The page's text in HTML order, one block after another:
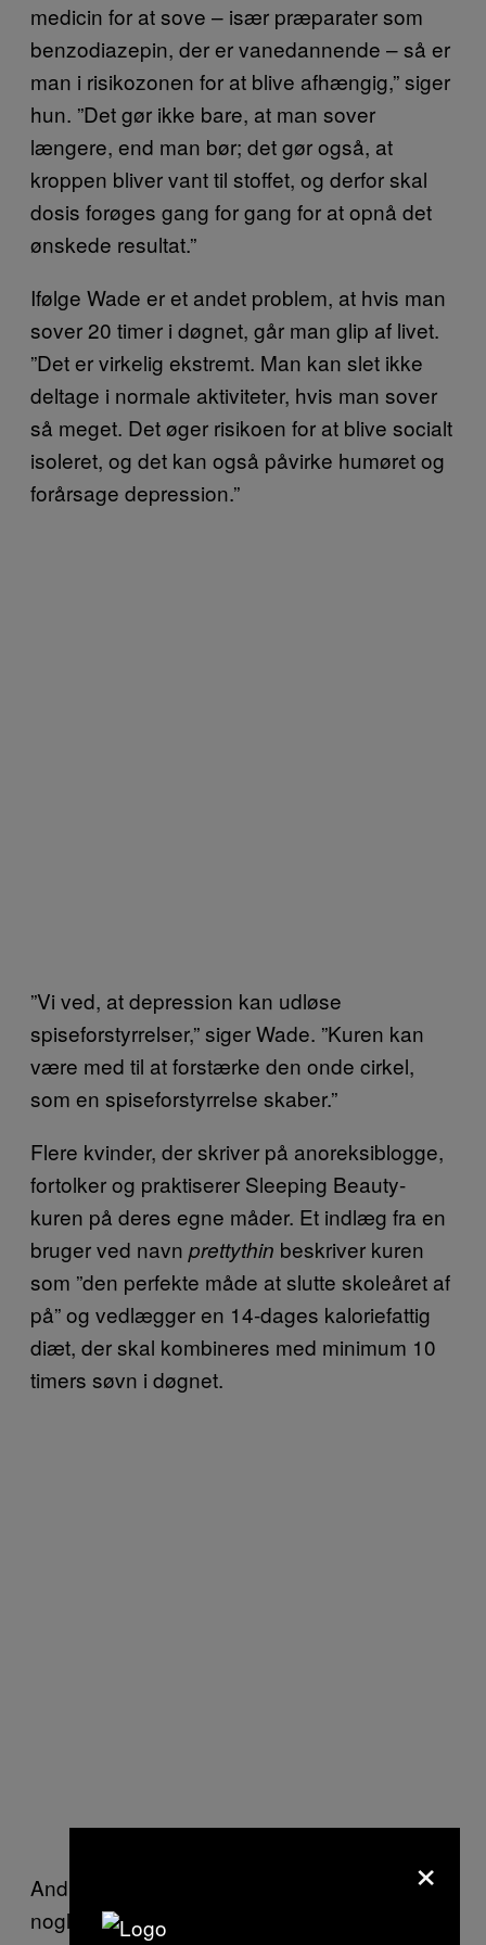
medicin for at sove – især præparater som
benzodiazepin, der er vanedannende – så er
man i risikozonen for at blive afhængig,” siger
hun. ”Det gør ikke bare, at man sover
længere, end man bør; det gør også, at
kroppen bliver vant til stoffet, og derfor skal
dosis forøges gang for gang for at opnå det
ønskede resultat.”
Ifølge Wade er et andet problem, at hvis man
sover 20 timer i døgnet, går man glip af livet.
”Det er virkelig ekstremt. Man kan slet ikke
deltage i normale aktiviteter, hvis man sover
så meget. Det øger risikoen for at blive socialt
isoleret, og det kan også påvirke humøret og
forårsage depression.”
”Vi ved, at depression kan udløse
spiseforstyrrelser,” siger Wade. ”Kuren kan
være med til at forstærke den onde cirkel,
som en spiseforstyrrelse skaber.”
Flere kvinder, der skriver på anoreksiblogge,
fortolker og praktiserer Sleeping Beauty-
kuren på deres egne måder. Et indlæg fra en
bruger ved navn prettythin beskriver kuren
som ”den perfekte måde at slutte skoleåret af
på” og vedlægger en 14-dages kaloriefattig
diæt, der skal kombineres med minimum 10
timers søvn i døgnet.
Andre bruger sovemedicin. ”Jeg tager bare
nogle stærke smertestillende piller, og så slår
×